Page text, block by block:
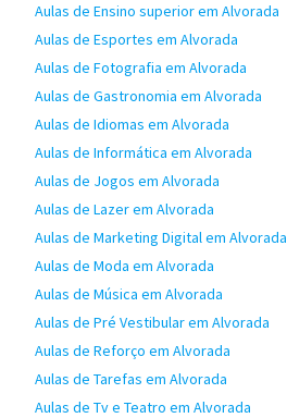
Aulas de Ensino superior em Alvorada
Aulas de Esportes em Alvorada
Aulas de Fotografia em Alvorada
Aulas de Gastronomia em Alvorada
Aulas de Idiomas em Alvorada
Aulas de Informática em Alvorada
Aulas de Jogos em Alvorada
Aulas de Lazer em Alvorada
Aulas de Marketing Digital em Alvorada
Aulas de Moda em Alvorada
Aulas de Música em Alvorada
Aulas de Pré Vestibular em Alvorada
Aulas de Reforço em Alvorada
Aulas de Tarefas em Alvorada
Aulas de Tv e Teatro em Alvorada